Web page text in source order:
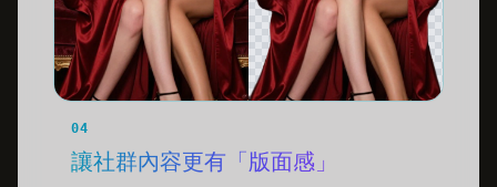
04
讓社群內容更有「版面感」